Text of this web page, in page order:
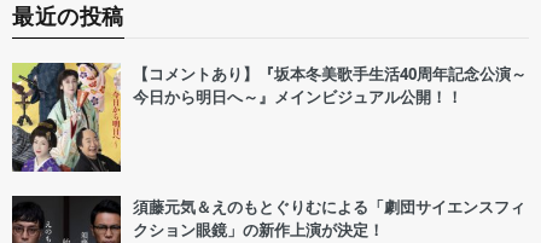
最近の投稿
【コメントあり】『坂本冬美歌手生活40周年記念公演～
今日から明日へ～』メインビジュアル公開！！
須藤元気＆えのもとぐりむによる「劇団サイエンスフィ
クション眼鏡」の新作上演が決定！